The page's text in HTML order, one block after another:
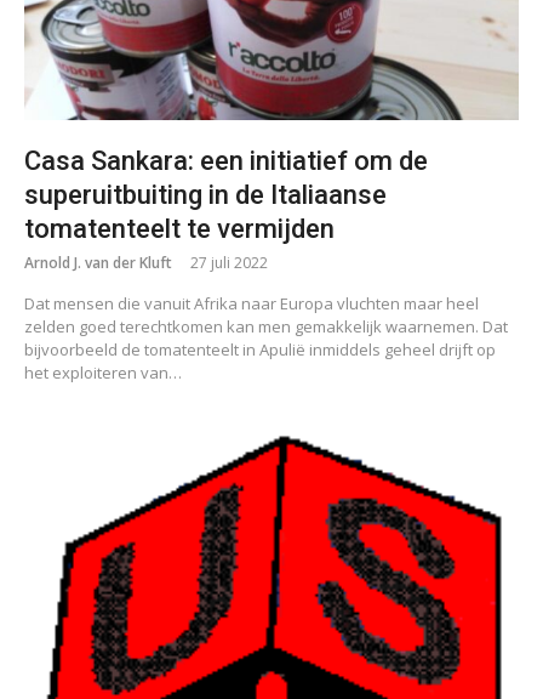
Casa Sankara: een initiatief om de
superuitbuiting in de Italiaanse
tomatenteelt te vermijden
Arnold J. van der Kluft 27 juli 2022
Dat mensen die vanuit Afrika naar Europa vluchten maar heel
zelden goed terechtkomen kan men gemakkelijk waarnemen. Dat
bijvoorbeeld de tomatenteelt in Apulië inmiddels geheel drijft op
het exploiteren van…